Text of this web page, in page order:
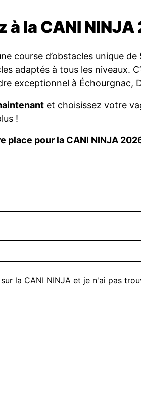
à la CANI
course d’obstacles unique
adaptés à tous les niveaux.
exceptionnel à Échourgnac,
et choisissez votre
!
place pour la CANI NINJA